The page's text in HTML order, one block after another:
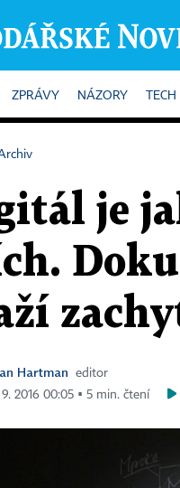
ZPRÁVY NÁZORY TECH
je
Hartman
editor
9. 2016 00:05 ▪ 5 min. čtení